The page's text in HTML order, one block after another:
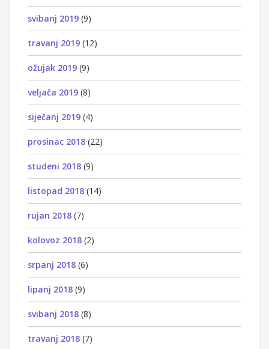
svibanj 2019 (9)
travanj 2019 (12)
ožujak 2019 (9)
veljača 2019 (8)
siječanj 2019 (4)
prosinac 2018 (22)
studeni 2018 (9)
listopad 2018 (14)
rujan 2018 (7)
kolovoz 2018 (2)
srpanj 2018 (6)
lipanj 2018 (9)
svibanj 2018 (8)
travanj 2018 (7)